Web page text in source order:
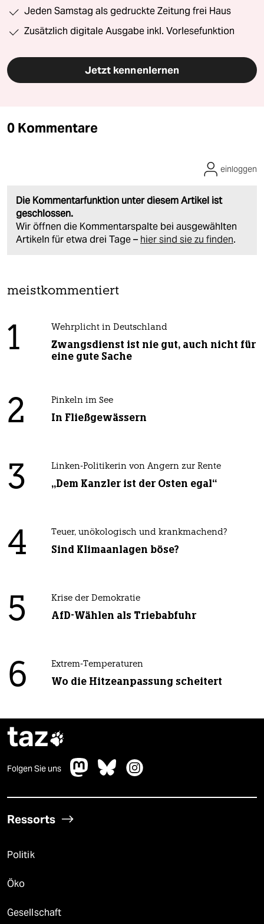
Jeden Samstag als gedruckte Zeitung frei Haus
Zusätzlich digitale Ausgabe inkl. Vorlesefunktion
Jetzt kennenlernen
0 Kommentare
Die Kommentarfunktion unter diesem Artikel ist
geschlossen.
Wir öffnen die Kommentarspalte bei ausgewählten
Artikeln für etwa drei Tage – hier sind sie zu finden.
einloggen
meistkommentiert
1 Wehrplicht in Deutschland
Zwangsdienst ist nie gut, auch nicht für
eine gute Sache
2 Pinkeln im See
In Fließgewässern
3 Linken-Politikerin von Angern zur Rente
„Dem Kanzler ist der Osten egal“
4 Teuer, unökologisch und krankmachend?
Sind Klimaanlagen böse?
5 Krise der Demokratie
AfD-Wählen als Triebabfuhr
6 Extrem-Temperaturen
Wo die Hitzeanpassung scheitert
taz
Folgen Sie uns
Ressorts
Politik
Öko
Gesellschaft